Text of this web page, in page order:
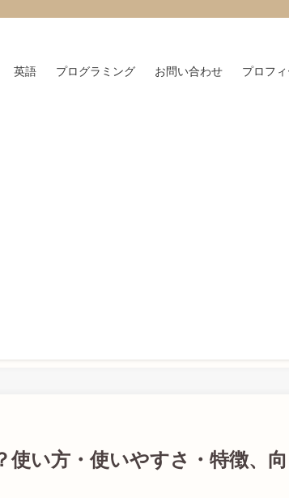
英語 プログラミング お問い合わせ プロフ
い方・使いやすさ・特徴、向